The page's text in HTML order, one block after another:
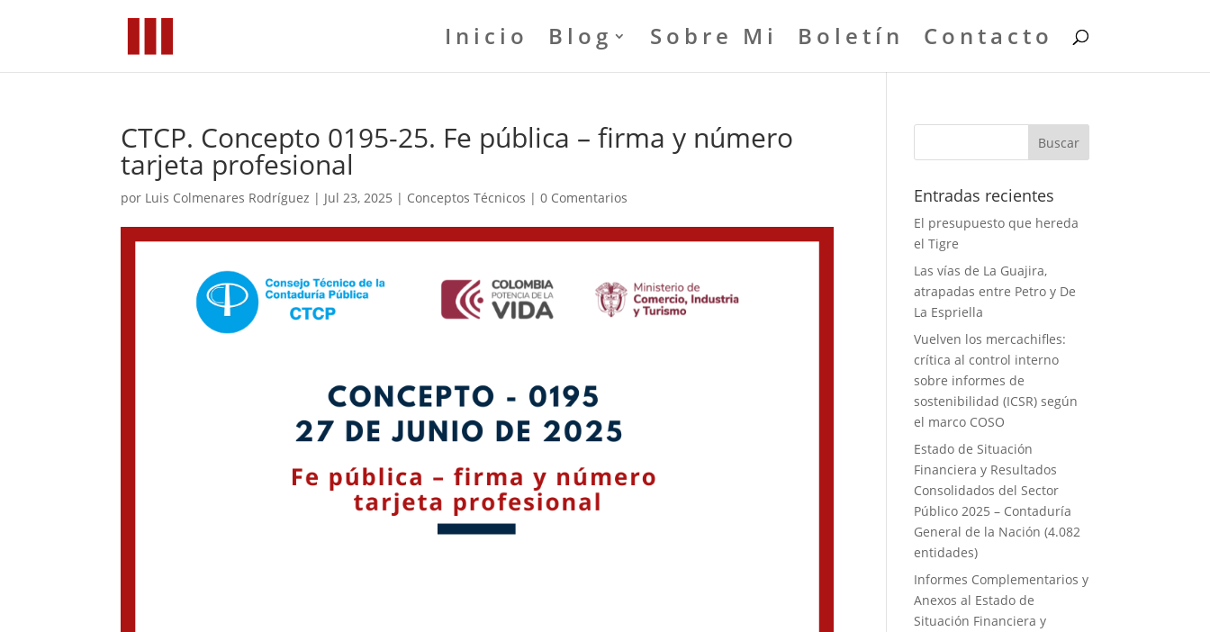
Inicio Blog Sobre Mi Boletín Contacto
CTCP. Concepto 0195-25. Fe pública – firma y número
tarjeta profesional
por Luis Colmenares Rodríguez | Jul 23, 2025 | Conceptos Técnicos |0 Comentarios Entradas recientes
El presupuesto que hereda
el Tigre
Las vías de La Guajira,
atrapadas entre Petro y De
La Espriella
Vuelven los mercachifles:
crítica al control interno
sobre informes de
sostenibilidad (ICSR) según
el marco COSO
Estado de Situación
Financiera y Resultados
Consolidados del Sector
Público 2025 – Contaduría
General de la Nación (4.082
entidades)
Informes Complementarios y
Anexos al Estado de
Situación Financiera y